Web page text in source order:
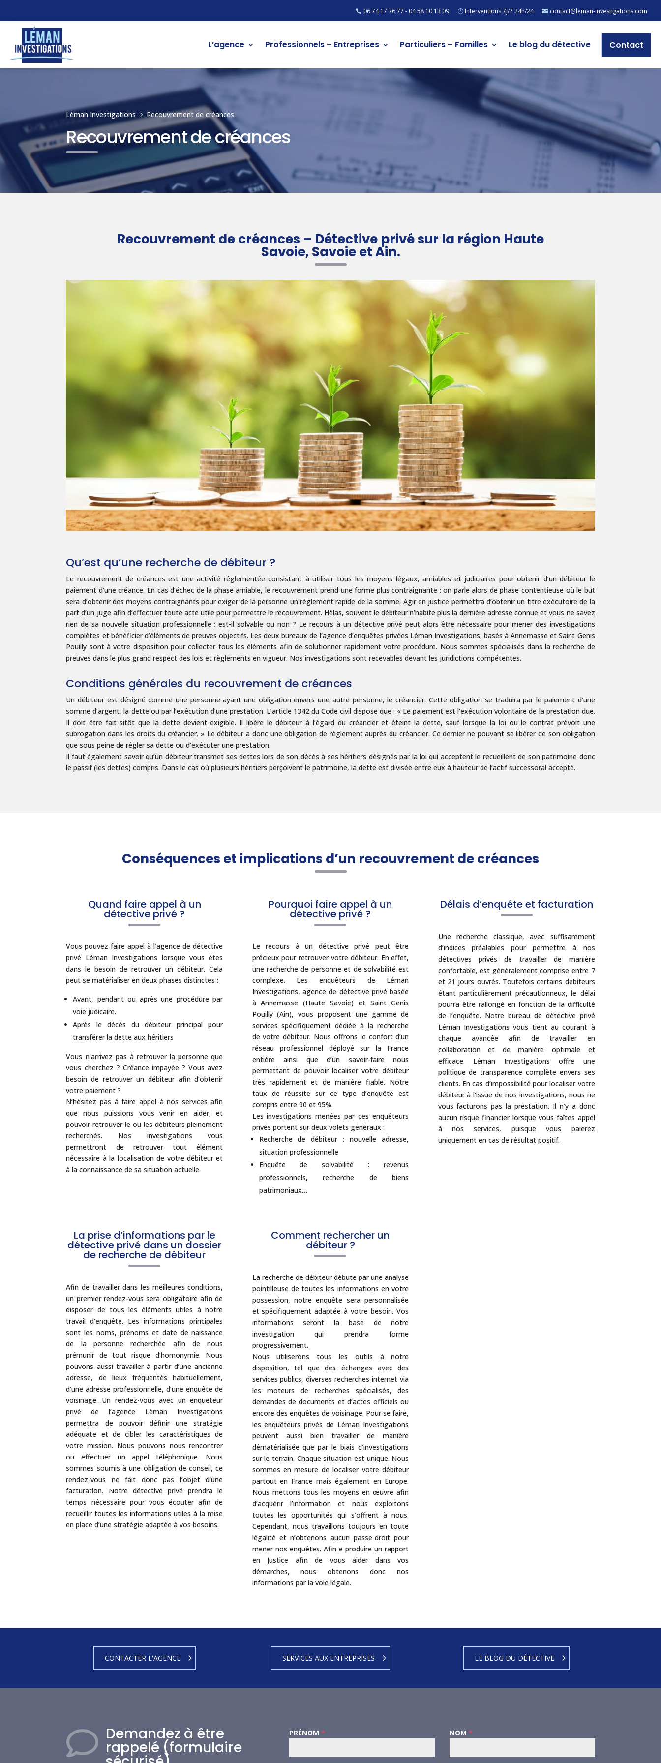
06 74 17 76 77 - 04 58 10 13 09 Interventions 7j/7 24h/24 contact@leman-investigations.com
L’agence Professionnels – Entreprises Particuliers – Familles Le blog du détective Contact
Léman Investigations 5 Recouvrement de créances
Recouvrement de créances
Recouvrement de créances – Détective privé sur la région Haute
Savoie, Savoie et Ain.
Qu’est qu’une recherche de débiteur ?
Le recouvrement de créances est une activité réglementée consistant à utiliser tous les moyens légaux, amiables et judiciaires pour obtenir d’un débiteur le
paiement d’une créance. En cas d’échec de la phase amiable, le recouvrement prend une forme plus contraignante : on parle alors de phase contentieuse où le but
sera d’obtenir des moyens contraignants pour exiger de la personne un règlement rapide de la somme. Agir en justice permettra d’obtenir un titre exécutoire de la
part d’un juge afin d’effectuer toute acte utile pour permettre le recouvrement. Hélas, souvent le débiteur n’habite plus la dernière adresse connue et vous ne savez
rien de sa nouvelle situation professionnelle : est-il solvable ou non ? Le recours à un détective privé peut alors être nécessaire pour mener des investigations
complètes et bénéficier d’éléments de preuves objectifs. Les deux bureaux de l’agence d’enquêtes privées Léman Investigations, basés à Annemasse et Saint Genis
Pouilly sont à votre disposition pour collecter tous les éléments afin de solutionner rapidement votre procédure. Nous sommes spécialisés dans la recherche de
preuves dans le plus grand respect des lois et règlements en vigueur. Nos investigations sont recevables devant les juridictions compétentes.
Conditions générales du recouvrement de créances
Un débiteur est désigné comme une personne ayant une obligation envers une autre personne, le créancier. Cette obligation se traduira par le paiement d’une
somme d’argent, la dette ou par l’exécution d’une prestation. L’article 1342 du Code civil dispose que : « Le paiement est l’exécution volontaire de la prestation due.
Il doit être fait sitôt que la dette devient exigible. Il libère le débiteur à l’égard du créancier et éteint la dette, sauf lorsque la loi ou le contrat prévoit une
subrogation dans les droits du créancier. » Le débiteur a donc une obligation de règlement auprès du créancier. Ce dernier ne pouvant se libérer de son obligation
que sous peine de régler sa dette ou d’exécuter une prestation.
Il faut également savoir qu’un débiteur transmet ses dettes lors de son décès à ses héritiers désignés par la loi qui acceptent le recueillent de son patrimoine donc
le passif (les dettes) compris. Dans le cas où plusieurs héritiers perçoivent le patrimoine, la dette est divisée entre eux à hauteur de l’actif successoral accepté.
Conséquences et implications d’un recouvrement de créances
Quand faire appel à un
détective privé ?
Vous pouvez faire appel à l’agence de détective
privé Léman Investigations lorsque vous êtes
dans le besoin de retrouver un débiteur. Cela
peut se matérialiser en deux phases distinctes :
Avant, pendant ou après une procédure par
voie judicaire.
Après le décès du débiteur principal pour
transférer la dette aux héritiers
Vous n’arrivez pas à retrouver la personne que
vous cherchez ? Créance impayée ? Vous avez
besoin de retrouver un débiteur afin d’obtenir
votre paiement ?
N’hésitez pas à faire appel à nos services afin
que nous puissions vous venir en aider, et
pouvoir retrouver le ou les débiteurs pleinement
recherchés. Nos investigations vous
permettront de retrouver tout élément
nécessaire à la localisation de votre débiteur et
à la connaissance de sa situation actuelle.
Pourquoi faire appel à un
détective privé ?
Le recours à un détective privé peut être
précieux pour retrouver votre débiteur. En effet,
une recherche de personne et de solvabilité est
complexe. Les enquêteurs de Léman
Investigations, agence de détective privé basée
à Annemasse (Haute Savoie) et Saint Genis
Pouilly (Ain), vous proposent une gamme de
services spécifiquement dédiée à la recherche
de votre débiteur. Nous offrons le confort d’un
réseau professionnel déployé sur la France
entière ainsi que d’un savoir-faire nous
permettant de pouvoir localiser votre débiteur
très rapidement et de manière fiable. Notre
taux de réussite sur ce type d’enquête est
compris entre 90 et 95%.
Les investigations menées par ces enquêteurs
privés portent sur deux volets généraux :
Recherche de débiteur : nouvelle adresse,
situation professionnelle
Enquête de solvabilité : revenus
professionnels, recherche de biens
patrimoniaux…
Délais d’enquête et facturation
Une recherche classique, avec suffisamment
d’indices préalables pour permettre à nos
détectives privés de travailler de manière
confortable, est généralement comprise entre 7
et 21 jours ouvrés. Toutefois certains débiteurs
étant particulièrement précautionneux, le délai
pourra être rallongé en fonction de la difficulté
de l’enquête. Notre bureau de détective privé
Léman Investigations vous tient au courant à
chaque avancée afin de travailler en
collaboration et de manière optimale et
efficace. Léman Investigations offre une
politique de transparence complète envers ses
clients. En cas d’impossibilité pour localiser votre
débiteur à l’issue de nos investigations, nous ne
vous facturons pas la prestation. Il n’y a donc
aucun risque financier lorsque vous faîtes appel
à nos services, puisque vous paierez
uniquement en cas de résultat positif.
La prise d’informations par le
détective privé dans un dossier
de recherche de débiteur
Afin de travailler dans les meilleures conditions,
un premier rendez-vous sera obligatoire afin de
disposer de tous les éléments utiles à notre
travail d’enquête. Les informations principales
sont les noms, prénoms et date de naissance
de la personne recherchée afin de nous
prémunir de tout risque d’homonymie. Nous
pouvons aussi travailler à partir d’une ancienne
adresse, de lieux fréquentés habituellement,
d’une adresse professionnelle, d’une enquête de
voisinage…Un rendez-vous avec un enquêteur
privé de l’agence Léman Investigations
permettra de pouvoir définir une stratégie
adéquate et de cibler les caractéristiques de
votre mission. Nous pouvons nous rencontrer
ou effectuer un appel téléphonique. Nous
sommes soumis à une obligation de conseil, ce
rendez-vous ne fait donc pas l’objet d’une
facturation. Notre détective privé prendra le
temps nécessaire pour vous écouter afin de
recueillir toutes les informations utiles à la mise
en place d’une stratégie adaptée à vos besoins.
Comment rechercher un
débiteur ?
La recherche de débiteur débute par une analyse
pointilleuse de toutes les informations en votre
possession, notre enquête sera personnalisée
et spécifiquement adaptée à votre besoin. Vos
informations seront la base de notre
investigation qui prendra forme
progressivement.
Nous utiliserons tous les outils à notre
disposition, tel que des échanges avec des
services publics, diverses recherches internet via
les moteurs de recherches spécialisés, des
demandes de documents et d’actes officiels ou
encore des enquêtes de voisinage. Pour se faire,
les enquêteurs privés de Léman Investigations
peuvent aussi bien travailler de manière
dématérialisée que par le biais d’investigations
sur le terrain. Chaque situation est unique. Nous
sommes en mesure de localiser votre débiteur
partout en France mais également en Europe.
Nous mettons tous les moyens en œuvre afin
d’acquérir l’information et nous exploitons
toutes les opportunités qui s’offrent à nous.
Cependant, nous travaillons toujours en toute
légalité et n’obtenons aucun passe-droit pour
mener nos enquêtes. Afin e produire un rapport
en Justice afin de vous aider dans vos
démarches, nous obtenons donc nos
informations par la voie légale.
CONTACTER L'AGENCE SERVICES AUX ENTREPRISES LE BLOG DU DÉTECTIVE
 Demandez à être
rappelé (formulaire
PRÉNOM* NOM *